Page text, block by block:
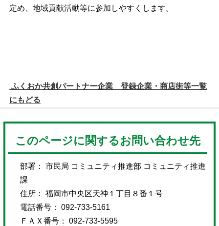
定め、地域貢献活動等に参加しやすくします。
ふくおか共創パートナー企業 登録企業・商店街等一覧
にもどる
このページに関するお問い合わせ先
部署： 市民局 コミュニティ推進部 コミュニティ推進
課
住所： 福岡市中央区天神１丁目８番１号
電話番号： 092-733-5161
ＦＡＸ番号： 092-733-5595